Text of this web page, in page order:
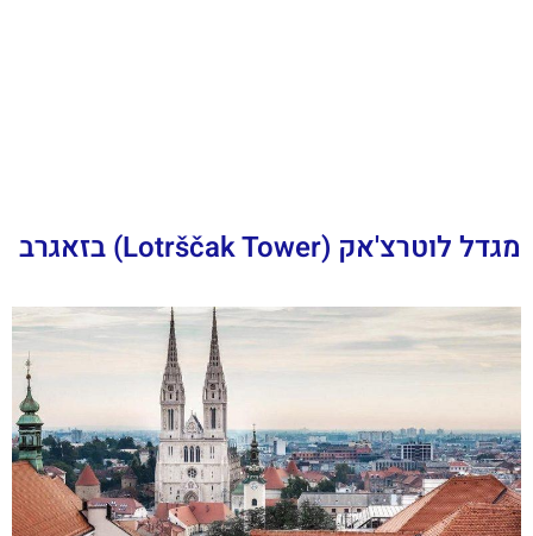
מגדל לוטרצ'אק (Lotrščak Tower) בזאגרב